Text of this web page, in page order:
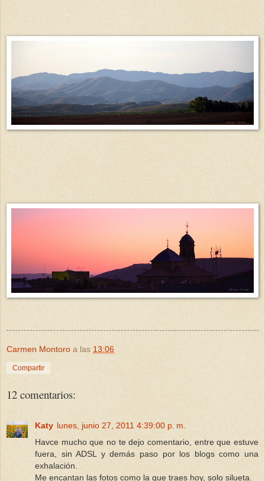
Carmen Montoro a las 13:06
Compartir
12 comentarios:
Katy lunes, junio 27, 2011 4:39:00 p. m.
Havce mucho que no te dejo comentario, entre que estuve
fuera, sin ADSL y demás paso por los blogs como una
exhalación.
Me encantan las fotos como la que traes hoy, solo silueta.